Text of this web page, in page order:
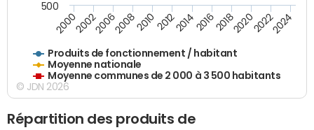
Produits de fonctionnement / habitant
Moyenne nationale
Moyenne communes de 2 000 à 3 500 habitants
200020022006200820102012201420162018202020222024
500
© JDN 2026
Répartition des produits de